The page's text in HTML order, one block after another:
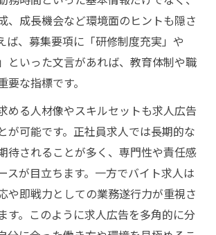
で考える正社員とバイトの環境要
じて働きやすさを比較する方法
境から探る働きやすい職場の見分
で比べるバイトと正社員の職場環
に役立つ採用環境の比較ポイント
で判断する働きやすい職場の特徴
で見抜く求人広告の環境情報
、成長機会など環境面のヒントも隠さ
ば、募集要項に「研修制度充実」や
といった文言があれば、教育体制や職
な指標です。
める人材像やスキルセットも求人広告
が可能です。正社員求人では長期的な
待されることが多く、専門性や責任感
スが目立ちます。一方でバイト求人は
や即戦力としての業務遂行力が重視さ
す。このように求人広告を多角的に分